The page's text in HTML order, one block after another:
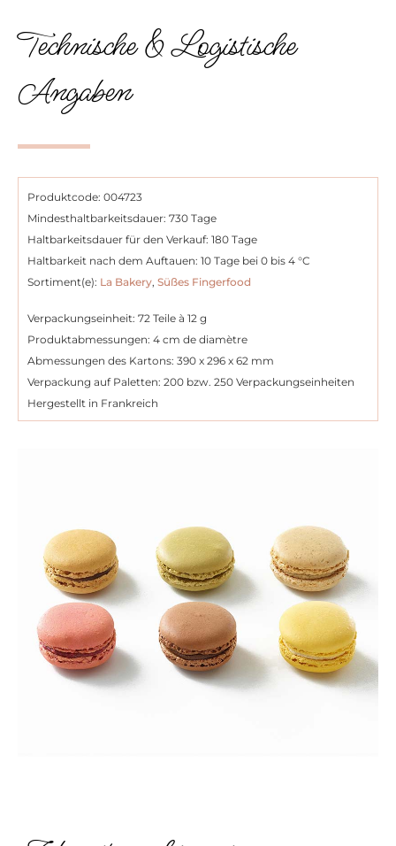
Technische & Logistische
Angaben
Produktcode: 004723
Mindesthaltbarkeitsdauer: 730 Tage
Haltbarkeitsdauer für den Verkauf: 180 Tage
Haltbarkeit nach dem Auftauen: 10 Tage bei 0 bis 4 °C
Sortiment(e): La Bakery, Süßes Fingerfood
Verpackungseinheit: 72 Teile à 12 g
Produktabmessungen: 4 cm de diamètre
Abmessungen des Kartons: 390 x 296 x 62 mm
Verpackung auf Paletten: 200 bzw. 250 Verpackungseinheiten
Hergestellt in Frankreich